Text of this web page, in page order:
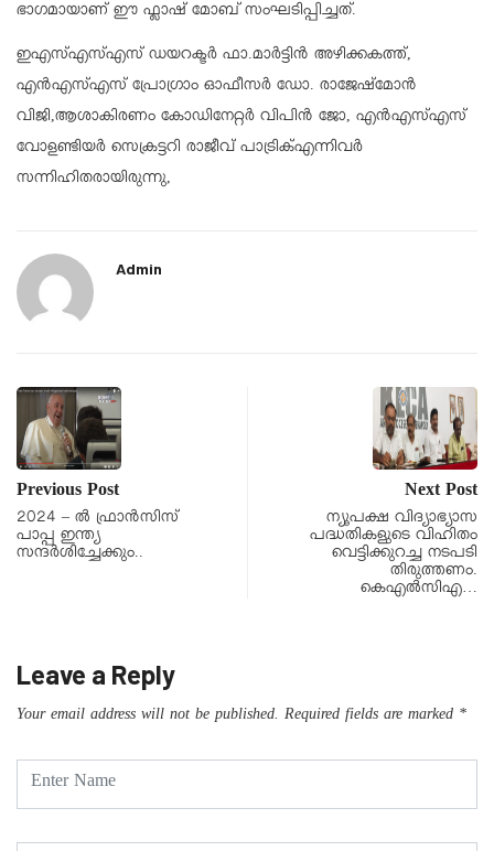
ഭാഗമായാണ് ഈ ഫ്ലാഷ് മോബ് സംഘടിപ്പിച്ചത്.
ഇഎസ്എസ്എസ് ഡയറക്ടർ ഫാ.മാർട്ടിൻ അഴിക്കകത്ത്,
എൻഎസ്എസ് പ്രോഗ്രാം ഓഫീസർ ഡോ. രാജേഷ്മോൻ
വിജി,ആശാകിരണം കോഡിനേറ്റർ വിപിൻ ജോ, എൻഎസ്എസ്
വോളണ്ടിയർ സെക്രട്ടറി രാജീവ് പാട്രിക്എന്നിവർ
സന്നിഹിതരായിരുന്നു,
Admin
Previous Post
2024 – ൽ ഫ്രാൻസിസ്
പാപ്പ ഇന്ത്യ
സന്ദർശിച്ചേക്കും..
Next Post
ന്യൂപക്ഷ വിദ്യാഭ്യാസ
പദ്ധതികളുടെ വിഹിതം
വെട്ടിക്കുറച്ച നടപടി
തിരുത്തണം.
കെഎൽസിഎ…
Leave a Reply
Your email address will not be published. Required fields are marked *